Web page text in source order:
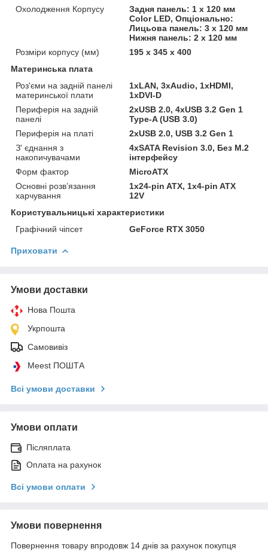
Охолодження Корпусу
Задня панель: 1 х 120 мм
Color LED, Опціонально:
Лицьова панель: 3 х 120 мм
Нижня панель: 2 х 120 мм
Розміри корпусу (мм)
195 х 345 х 400
Материнська плата
Роз'єми на задній панелі
материнської плати
1хLAN, 3хAudio, 1хHDMI,
1хDVI-D
Периферія на задній
панелі
2хUSB 2.0, 4хUSB 3.2 Gen 1
Type-A (USB 3.0)
Периферія на платі
2хUSB 2.0, USB 3.2 Gen 1
З' єднання з
накопичувачами
4хSATA Revision 3.0, Без M.2
інтерфейсу
Форм фактор
MicroATX
Основні розв’язання
харчування
1x24-pin ATX, 1x4-pin ATX
12V
Користувальницькі характеристики
Графічний чіпсет
GeForce RTX 3050
Приховати
Умови доставки
Нова Пошта
Укрпошта
Самовивіз
Meest ПОШТА
Всі умови доставки
Умови оплати
Післяплата
Оплата на рахунок
Всі умови оплати
Умови повернення
Повернення товару впродовж 14 днів за рахунок покупця